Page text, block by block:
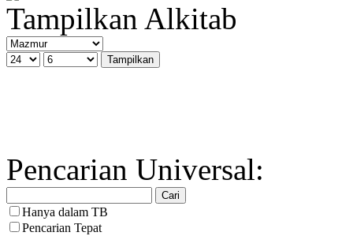
Tampilkan Alkitab
Pencarian Universal:
Hanya dalam TB
Pencarian Tepat